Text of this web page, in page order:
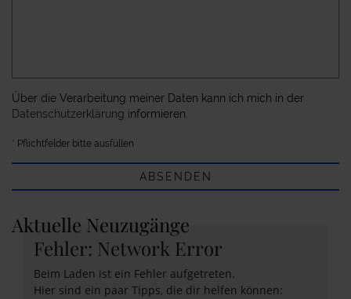
Über die Verarbeitung meiner Daten kann ich mich in der
Datenschutzerklärung informieren.
* Pflichtfelder bitte ausfüllen
ABSENDEN
Aktuelle Neuzugänge
Fehler: Network Error
Beim Laden ist ein Fehler aufgetreten.
Hier sind ein paar Tipps, die dir helfen können: